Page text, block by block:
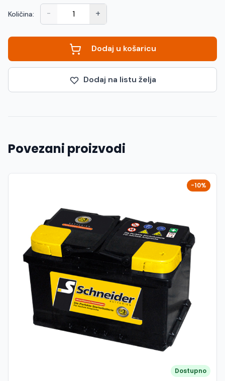
Količina: - +
Dodaj u košaricu
Dodaj na listu želja
Povezani proizvodi
-10%
Dostupno